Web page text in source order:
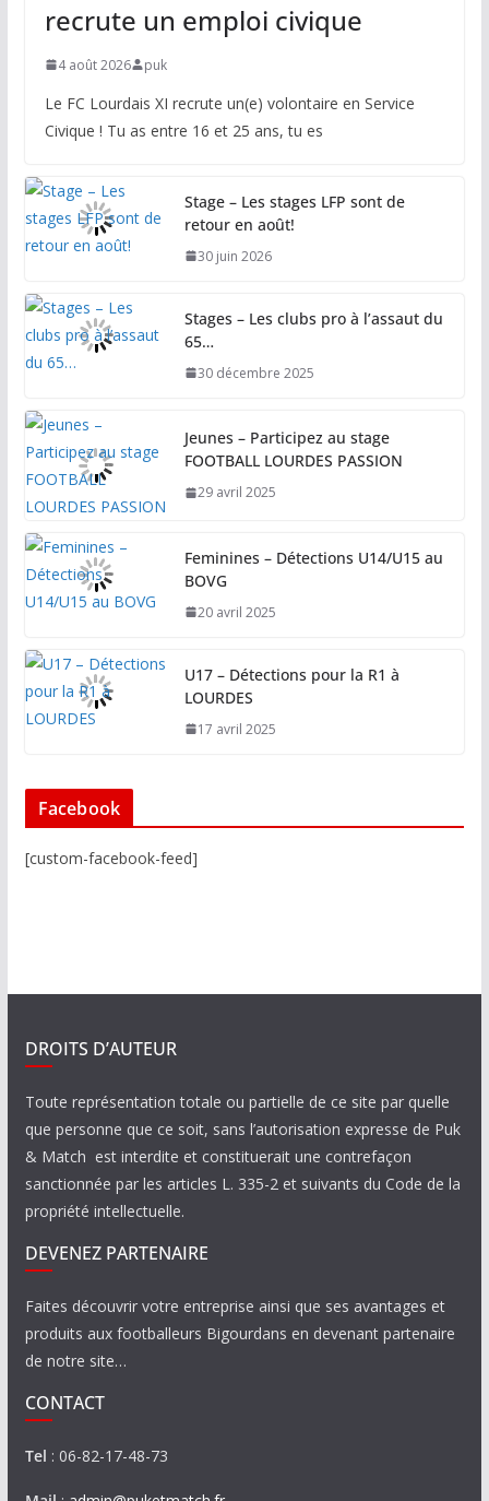
recrute un emploi civique
4 août 2026 puk
Le FC Lourdais XI recrute un(e) volontaire en Service
Civique ! Tu as entre 16 et 25 ans, tu es
Stage – Les stages LFP sont de
retour en août!
30 juin 2026
Stages – Les clubs pro à l’assaut du
65…
30 décembre 2025
Jeunes – Participez au stage
FOOTBALL LOURDES PASSION
29 avril 2025
Feminines – Détections U14/U15 au
BOVG
20 avril 2025
U17 – Détections pour la R1 à
LOURDES
17 avril 2025
Facebook
[custom-facebook-feed]
DROITS D’AUTEUR
Toute représentation totale ou partielle de ce site par quelle
que personne que ce soit, sans l’autorisation expresse de Puk
& Match est interdite et constituerait une contrefaçon
sanctionnée par les articles L. 335-2 et suivants du Code de la
propriété intellectuelle.
DEVENEZ PARTENAIRE
Faites découvrir votre entreprise ainsi que ses avantages et
produits aux footballeurs Bigourdans en devenant partenaire
de notre site…
CONTACT
Tel : 06-82-17-48-73